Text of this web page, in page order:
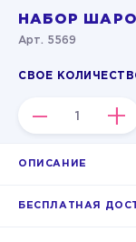
НАБОР
Арт. 5569
СВОЕ
– +
ОПИСАНИЕ
БЕСПЛАТНАЯ